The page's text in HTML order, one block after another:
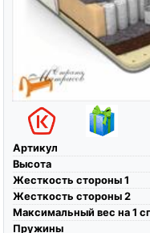
Артикул
Высота
Жесткость стороны 1
Жесткость стороны 2
Максимальный вес на 1
Пружины